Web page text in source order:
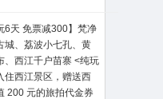
6天 免票减300】梵净
城、荔波小七孔、黄
、西江千户苗寨 <纯玩
住西江景区，赠送西
200 元的旅拍代金券